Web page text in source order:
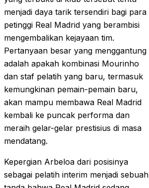
menjadi daya tarik tersendiri bagi para
petinggi Real Madrid yang berambisi
mengembalikan kejayaan tim.
Pertanyaan besar yang menggantung
adalah apakah kombinasi Mourinho
dan staf pelatih yang baru, termasuk
kemungkinan pemain-pemain baru,
akan mampu membawa Real Madrid
kembali ke puncak performa dan
meraih gelar-gelar prestisius di masa
mendatang.
Kepergian Arbeloa dari posisinya
sebagai pelatih interim menjadi sebuah